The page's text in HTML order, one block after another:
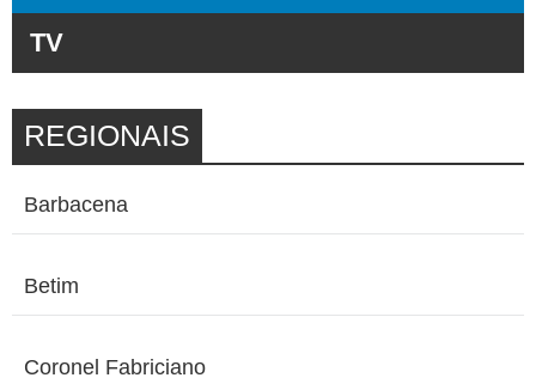
TV
REGIONAIS
Barbacena
Betim
Coronel Fabriciano